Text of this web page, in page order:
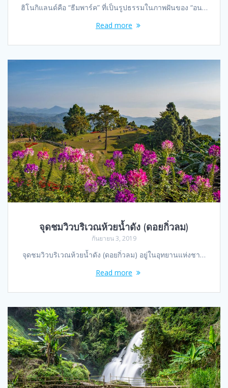
ฮิโนกิแลนด์คือ “ธีมพาร์ค” ที่เป็นรูปธรรมในภาพฝันของ “อน…
Read more
จุดชมวิวบริเวณห้วยน้ำดัง (ดอยกิ่วลม)
กันยายน 3, 2019
จุดชมวิวบริเวณห้วยน้ำดัง (ดอยกิ่วลม) อยู่ในอุทยานแห่งชา…
Read more